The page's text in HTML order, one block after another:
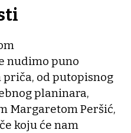
nudimo puno
od putopisnog
planinara,
Margaretom Peršić,
koju će nam